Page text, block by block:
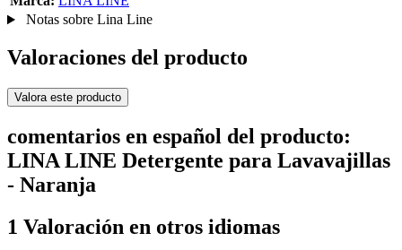
Notas sobre Lina Line
Valoraciones del producto
Valora este producto
comentarios en español del producto:
LINA LINE Detergente para Lavavajillas
- Naranja
1 Valoración en otros idiomas